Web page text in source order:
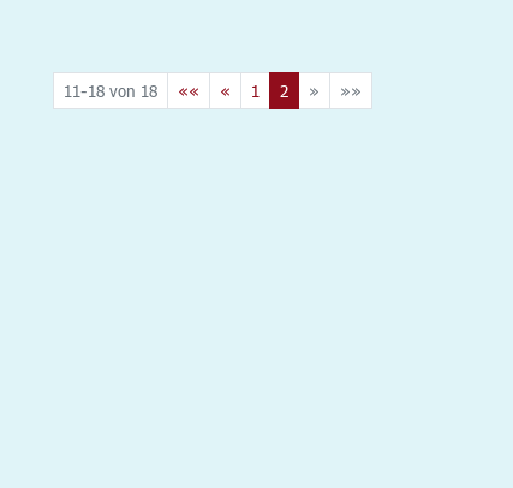
11-18 von 18 «« « 1 2 » »»